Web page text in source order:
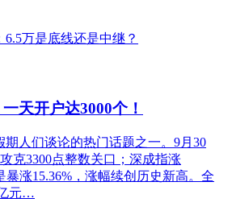
6.5万是底线还是中继？
天开户达3000个！
期人们谈论的热门话题之一。9月30
克3300点整数关口；深成指涨
暴涨15.36%，涨幅续创历史新高。全
元…